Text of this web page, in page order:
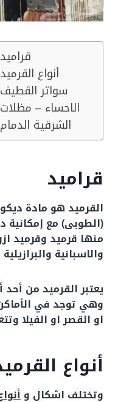
قراميد
أنواع القرميد
سواتر القطيف
الاحساء – مظلات
قراميد
القرميد هو مادة
(الطوبى) مع إمكانية
منها قرميد وقرميد
والاسبانية
يعتبر القرميد من أحد
وهي توجد في
او القصر او الفيلا
أنواع
وتختلف اشكال و